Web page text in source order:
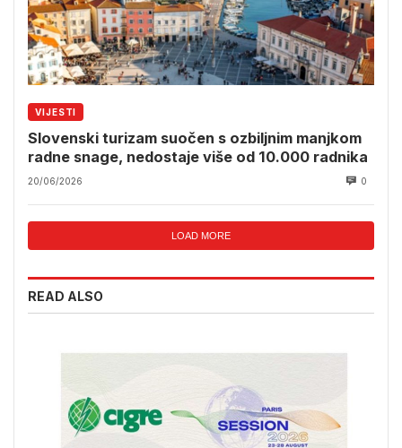
VIJESTI
Slovenski turizam suočen s ozbiljnim manjkom
radne snage, nedostaje više od 10.000 radnika
20/06/2026 0
LOAD MORE
READ ALSO